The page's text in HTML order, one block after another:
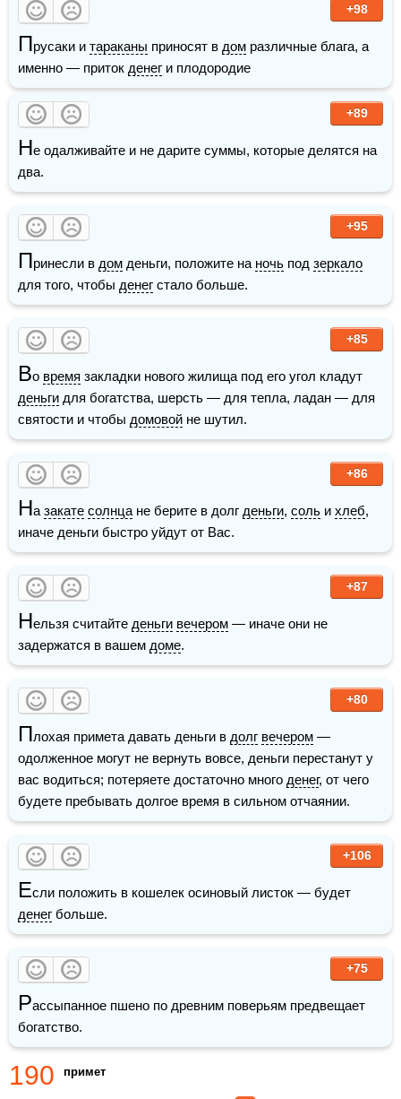
+98
Прусаки и тараканы приносят в дом различные блага, а
именно — приток денег и плодородие
+89
Не одалживайте и не дарите суммы, которые делятся на
два.
+95
Принесли в дом деньги, положите на ночь под зеркало
для того, чтобы денег стало больше.
+85
Во время
деньги для богатства, шерсть — для тепла, ладан — для
святости и чтобы домовой не шутил.
+86
На закате солнца не берите в долг деньги, соль и хлеб,
иначе деньги быстро уйдут от Вас.
+87
Нельзя считайте деньги вечером — иначе они не
задержатся в вашем доме.
+80
Плохая примета давать деньги в долг вечером —
одолженное могут не вернуть вовсе, деньги перестанут у
вас водиться; потеряете достаточно много денег, от чего
будете пребывать долгое время в сильном отчаянии.
+106
Е
денег больше.
+75
Рассыпанное пшено по древним поверьям предвещает
богатство.
190 примет